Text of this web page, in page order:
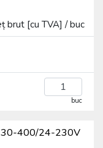
brut [cu TVA] / buc
buc
400/24-230V